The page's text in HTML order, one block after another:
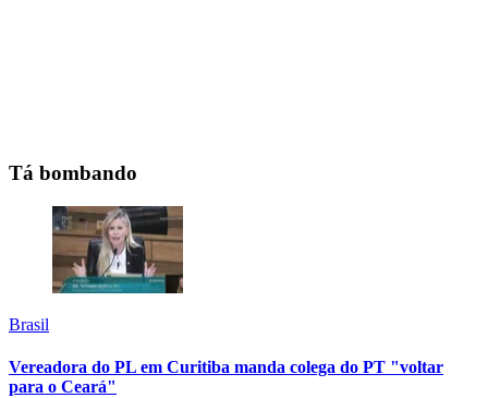
Tá bombando
Brasil
Vereadora do PL em Curitiba manda colega do PT "voltar
para o Ceará"